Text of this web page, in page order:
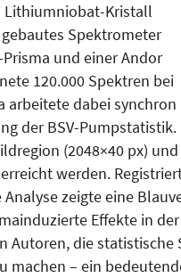
Lithiumniobat-Kristall
Spektrometer
und einer Andor
120.000 Spektren bei
arbeitete dabei synchron
der BSV-Pumpstatistik.
(2048×40 px)
werden.
zeigte eine
Effekte in
Autoren, die
machen – ein